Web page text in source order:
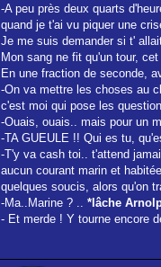
-A peu près deux quarts
quand je t'ai vu piquer une
Je me suis demander si t'
Mon sang ne fit qu'un tour,
En une fraction de seconde,
-On va mettre les choses au
c'est moi qui pose les
-Ouais, ouais.. mais pour un
-TA GUEULE !! Qui es tu,
-T'y va cash toi.. t'attend
aucun courant marin et
quelques soucis, alors qu'on
-Ma..Marine ? .. *lâche
- Et merde ! Y tourne encore